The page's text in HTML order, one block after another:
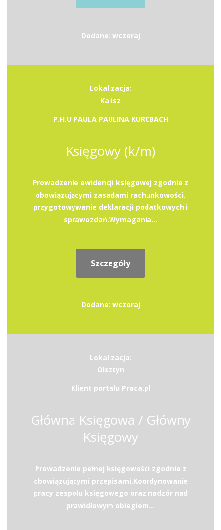
Dodane: wczoraj
Lokalizacja:
Kalisz
P.H.U PAULA PAULINA KURCBACH
Księgowy (k/m)
Prowadzenie ewidencji księgowej zgodnie z
obowiązującymi zasadami rachunkowości,
przygotowywanie deklaracji podatkowych i
sprawozdań.Wymagania...
Szczegóły
Dodane: wczoraj
Lokalizacja:
Olsztyn
Klient portalu Praca.pl
Główna Księgowa / Główny
Księgowy
Prowadzenie pełnej księgowości zgodnie z
obowiązującymi przepisami.Koordynowanie
pracy zespołu księgowego oraz nadzór nad
prawidłowym obiegiem...